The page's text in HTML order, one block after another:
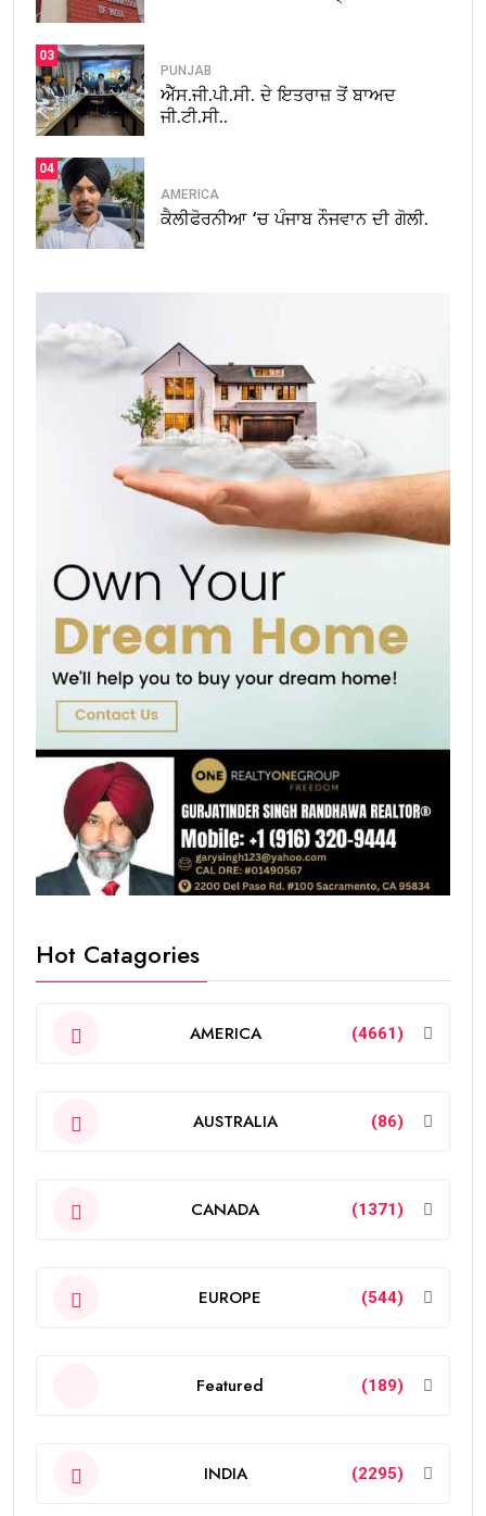
03
PUNJAB
ਐੱਸ.ਜੀ.ਪੀ.ਸੀ. ਦੇ ਇਤਰਾਜ਼ ਤੋਂ ਬਾਅਦ
ਜੀ.ਟੀ.ਸੀ..
04
AMERICA
ਕੈਲੀਫੋਰਨੀਆ ‘ਚ ਪੰਜਾਬ ਨੌਜਵਾਨ ਦੀ ਗੋਲੀ.
Hot Catagories
AMERICA (4661)
AUSTRALIA (86)
CANADA (1371)
EUROPE (544)
Featured (189)
INDIA (2295)